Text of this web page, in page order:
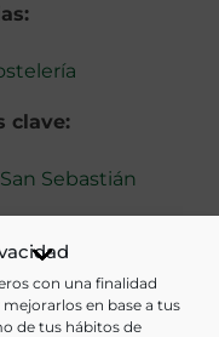
con una finalidad
en base a tus
de tus hábitos de
clave:
San Sebastián